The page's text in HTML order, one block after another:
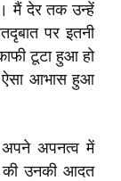
मैं देर तक उन्हें
पर इतनी
टूटा हुआ हो
ऐसा आभास हुआ
अपने अपनत्व में
की उनकी आदत